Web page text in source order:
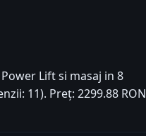
Lift si masaj in 8
11). Preț: 2299.88 RON